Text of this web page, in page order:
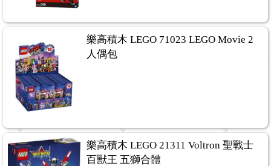
樂高積木 LEGO 71023 LEGO Movie 2
人偶包
樂高積木 LEGO 21311 Voltron 聖戰士
百獸王 五獅合體